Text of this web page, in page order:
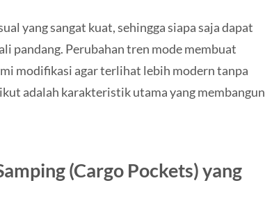
yang sangat kuat, sehingga siapa saja dapat
pandang. Perubahan tren mode membuat
modifikasi agar terlihat lebih modern tanpa
adalah karakteristik utama yang membangun
(Cargo Pockets) yang